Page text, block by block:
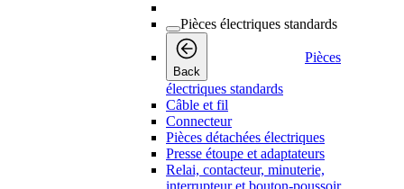
Pièces électriques standards
Back
Pièces
électriques standards
Câble et fil
Connecteur
Pièces détachées électriques
Presse étoupe et adaptateurs
Relai, contacteur, minuterie,
interrupteur et bouton-poussoir